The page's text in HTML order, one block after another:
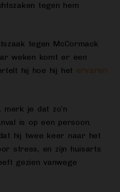
tegen hem
tegen McCormack
weken komt er een
hij hoe hij het ervaren
je dat zo’n
is op een persoon.
hij twee keer naar het
stress, en zijn huisarts
gezien vanwege